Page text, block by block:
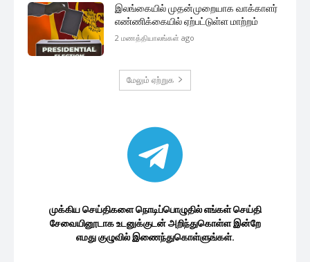
இலங்கையில் முதன்முறையாக வாக்காளர்
எண்ணிக்கையில் ஏற்பட்டுள்ள மாற்றம்
2 மணத்தியாலங்கள் ago
மேலும் ஏற்றுக
முக்கிய செய்திகளை நொடிப்பொழுதில் எங்கள் செய்தி
சேவையினூடாக உடனுக்குடன் அறிந்துகொள்ள இன்றே
எமது குழுவில் இணைந்துகொள்ளுங்கள்.